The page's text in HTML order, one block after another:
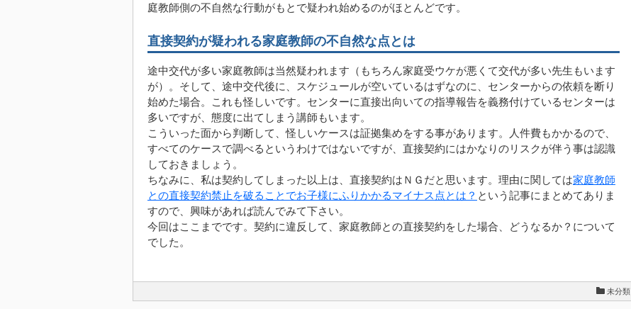
庭教師側の不自然な行動がもとで疑われ始めるのがほとんどです。
直接契約が疑われる家庭教師の不自然な点とは
途中交代が多い家庭教師は当然疑われます（もちろん家庭受ウケが悪くて交代が多い先生もいます
が）。そして、途中交代後に、スケジュールが空いているはずなのに、センターからの依頼を断り
始めた場合。これも怪しいです。センターに直接出向いての指導報告を義務付けているセンターは
多いですが、態度に出てしまう講師もいます。
こういった面から判断して、怪しいケースは証拠集めをする事があります。人件費もかかるので、
すべてのケースで調べるというわけではないですが、直接契約にはかなりのリスクが伴う事は認識
しておきましょう。
ちなみに、私は契約してしまった以上は、直接契約はＮＧだと思います。理由に関しては家庭教師
との直接契約禁止を破ることでお子様にふりかかるマイナス点とは？ という記事にまとめてありま
すので、興味があれば読んでみて下さい。
今回はここまでです。契約に違反して、家庭教師との直接契約をした場合、どうなるか？について
でした。
未分類